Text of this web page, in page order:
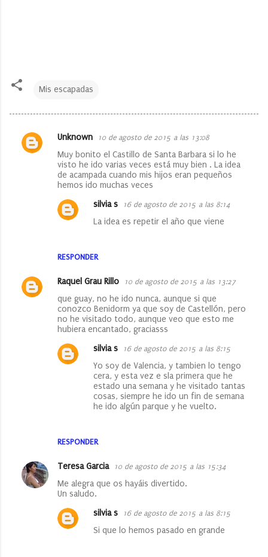
Mis escapadas
C
o
Unknown 10 de agosto de 2015 a las 13:08
Muy bonito el Castillo de Santa Barbara si lo he
visto he ido varias veces está muy bien . La idea
de acampada cuando mis hijos eran pequeños
hemos ido muchas veces
RESPONDER
silvia s 16 de agosto de 2015 a las 8:14
La idea es repetir el año que viene
Raquel Grau Rillo 10 de agosto de 2015 a las 13:27
que guay, no he ido nunca, aunque si que
conozco Benidorm ya que soy de Castellón, pero
no he visitado todo, aunque veo que esto me
hubiera encantado, graciasss
RESPONDER
silvia s 16 de agosto de 2015 a las 8:15
Yo soy de Valencia, y tambien lo tengo
cera, y esta vez e sla primera que he
estado una semana y he visitado tantas
cosas, siempre he ido un fin de semana
he ido algún parque y he vuelto.
Teresa Garcia 10 de agosto de 2015 a las 15:34
Me alegra que os hayáis divertido.
Un saludo.
silvia s
16 de agosto de 2015 a las 8:15
Si que lo hemos pasado en grande